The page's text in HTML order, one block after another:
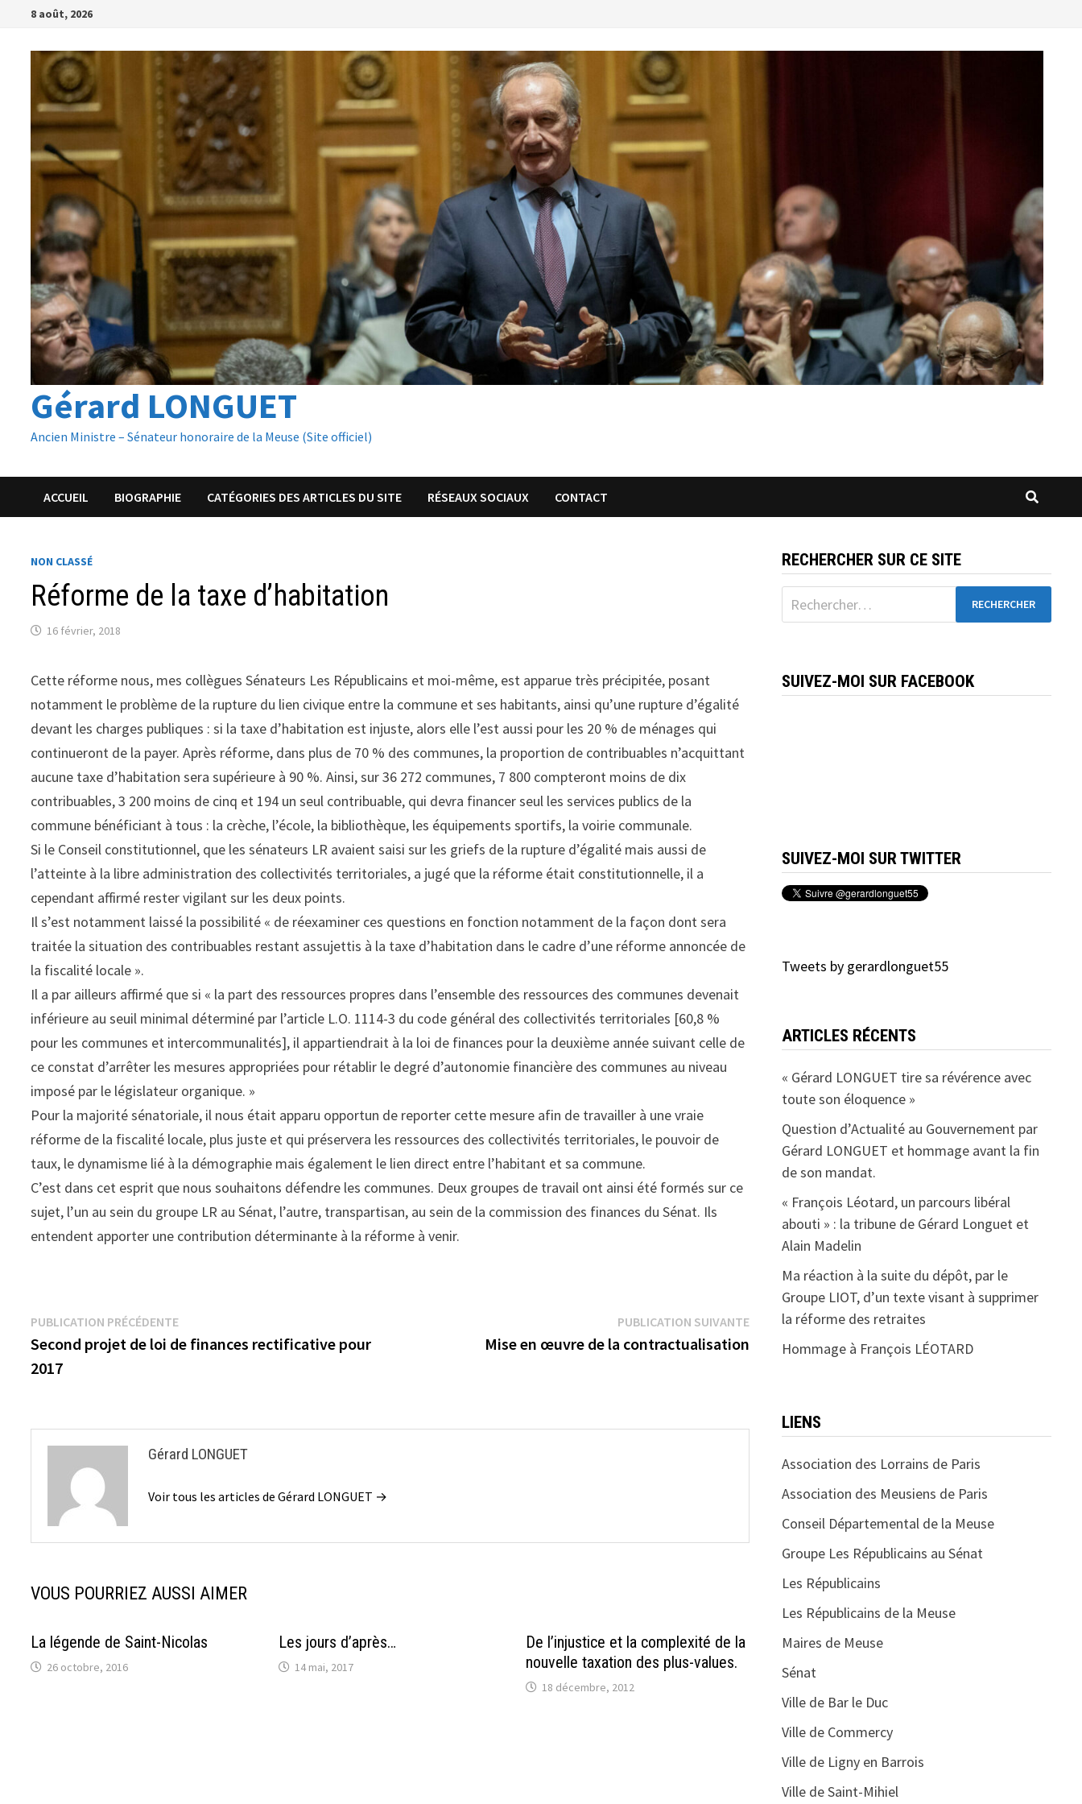
Passer
contenu
8 août, 2026
Gérard LONGUET
Ancien Ministre – Sénateur honoraire de la Meuse (Site officiel)
ACCUEIL BIOGRAPHIE CATÉGORIES DES ARTICLES DU SITE RÉSEAUX SOCIAUX CONTACT
NON CLASSÉ
Réforme de la taxe d’habitation
16 février, 2018
Cette réforme nous, mes collègues Sénateurs Les Républicains et moi-même, est apparue très précipitée, posant
notamment le problème de la rupture du lien civique entre la commune et ses habitants, ainsi qu’une rupture d’égalité
devant les charges publiques : si la taxe d’habitation est injuste, alors elle l’est aussi pour les 20 % de ménages qui
continueront de la payer. Après réforme, dans plus de 70 % des communes, la proportion de contribuables n’acquittant
aucune taxe d’habitation sera supérieure à 90 %. Ainsi, sur 36 272 communes, 7 800 compteront moins de dix
contribuables, 3 200 moins de cinq et 194 un seul contribuable, qui devra financer seul les services publics de la
commune bénéficiant à tous : la crèche, l’école, la bibliothèque, les équipements sportifs, la voirie communale.
Si le Conseil constitutionnel, que les sénateurs LR avaient saisi sur les griefs de la rupture d’égalité mais aussi de
l’atteinte à la libre administration des collectivités territoriales, a jugé que la réforme était constitutionnelle, il a
cependant affirmé rester vigilant sur les deux points.
Il s’est notamment laissé la possibilité « de réexaminer ces questions en fonction notamment de la façon dont sera
traitée la situation des contribuables restant assujettis à la taxe d’habitation dans le cadre d’une réforme annoncée de
la fiscalité locale ».
Il a par ailleurs affirmé que si « la part des ressources propres dans l’ensemble des ressources des communes devenait
inférieure au seuil minimal déterminé par l’article L.O. 1114-3 du code général des collectivités territoriales [60,8 %
pour les communes et intercommunalités], il appartiendrait à la loi de finances pour la deuxième année suivant celle de
ce constat d’arrêter les mesures appropriées pour rétablir le degré d’autonomie financière des communes au niveau
imposé par le législateur organique. »
Pour la majorité sénatoriale, il nous était apparu opportun de reporter cette mesure afin de travailler à une vraie
réforme de la fiscalité locale, plus juste et qui préservera les ressources des collectivités territoriales, le pouvoir de
taux, le dynamisme lié à la démographie mais également le lien direct entre l’habitant et sa commune.
C’est dans cet esprit que nous souhaitons défendre les communes. Deux groupes de travail ont ainsi été formés sur ce
sujet, l’un au sein du groupe LR au Sénat, l’autre, transpartisan, au sein de la commission des finances du Sénat. Ils
entendent apporter une contribution déterminante à la réforme à venir.
Navigation
de
PUBLICATION PRÉCÉDENTEPublication
précédente :
Second projet de loi de finances rectificative pour
2017
PUBLICATION SUIVANTEPublication
suivante :
Mise en œuvre de la contractualisation
Gérard LONGUET
Voir tous les articles de Gérard LONGUET →
VOUS POURRIEZ AUSSI AIMER
La légende de Saint-Nicolas
26 octobre, 2016
Les jours d’après…
14 mai, 2017
De l’injustice et la complexité de la
nouvelle taxation des plus-values.
18 décembre, 2012
RECHERCHER SUR CE SITE
Rechercher :
SUIVEZ-MOI SUR FACEBOOK
SUIVEZ-MOI SUR TWITTER
Tweets by gerardlonguet55
ARTICLES RÉCENTS
« Gérard LONGUET tire sa révérence avec
toute son éloquence »
Question d’Actualité au Gouvernement par
Gérard LONGUET et hommage avant la fin
de son mandat.
« François Léotard, un parcours libéral
abouti » : la tribune de Gérard Longuet et
Alain Madelin
Ma réaction à la suite du dépôt, par le
Groupe LIOT, d’un texte visant à supprimer
la réforme des retraites
Hommage à François LÉOTARD
LIENS
Association des Lorrains de Paris
Association des Meusiens de Paris
Conseil Départemental de la Meuse
Groupe Les Républicains au Sénat
Les Républicains
Les Républicains de la Meuse
Maires de Meuse
Sénat
Ville de Bar le Duc
Ville de Commercy
Ville de Ligny en Barrois
Ville de Saint-Mihiel